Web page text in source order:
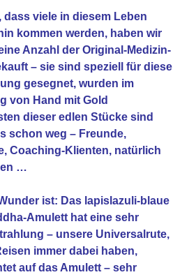
dass viele in diesem Leben
kommen werden, haben wir
Anzahl der Original-Medizin-
– sie sind speziell für diese
gesegnet, wurden im
von Hand mit Gold
dieser edlen Stücke sind
schon weg – Freunde,
Coaching-Klienten, natürlich
…
ist: Das lapislazuli-blaue
Amulett hat eine sehr
– unsere Universalrute,
immer dabei haben,
auf das Amulett – sehr